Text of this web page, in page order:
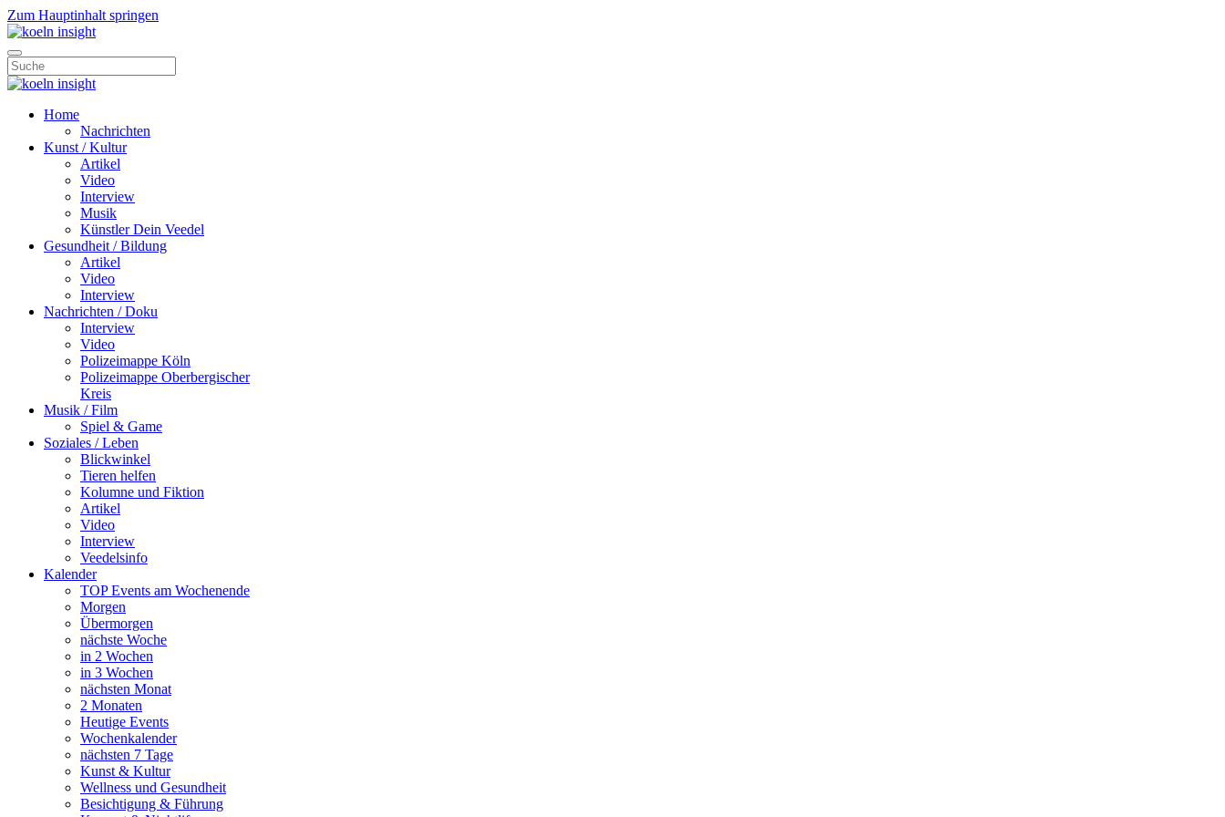
Zum Hauptinhalt springen
Home
Nachrichten
Kunst / Kultur
Artikel
Video
Interview
Musik
Künstler Dein Veedel
Gesundheit / Bildung
Artikel
Video
Interview
Nachrichten / Doku
Interview
Video
Polizeimappe Köln
Polizeimappe Oberbergischer
Kreis
Musik / Film
Spiel & Game
Soziales / Leben
Blickwinkel
Tieren helfen
Kolumne und Fiktion
Artikel
Video
Interview
Veedelsinfo
Kalender
TOP Events am Wochenende
Morgen
Übermorgen
nächste Woche
in 2 Wochen
in 3 Wochen
nächsten Monat
2 Monaten
Heutige Events
Wochenkalender
nächsten 7 Tage
Kunst & Kultur
Wellness und Gesundheit
Besichtigung & Führung